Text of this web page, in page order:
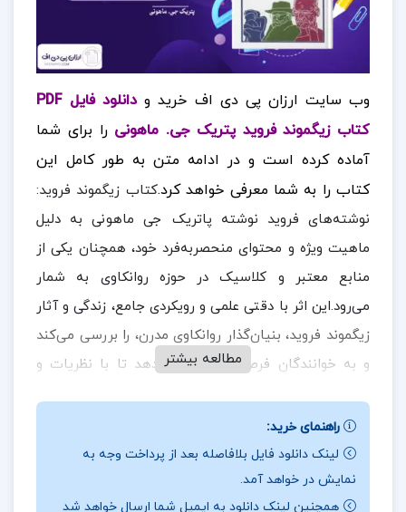
وب سایت ارزان پی دی اف خرید و
دانلود فایل PDF
کتاب زیگموند فروید پتریک جی. ماهونیرا برای شما
آماده کرده است و در ادامه متن به طور کامل این
کتاب را به شما معرفی خواهد کرد.کتاب زیگموند فروید:
نوشته‌های فروید نوشته پاتریک جی ماهونی به دلیل
ماهیت ویژه و محتوای منحصر‌به‌فرد خود، همچنان یکی از
منابع معتبر و کلاسیک در حوزه روانکاوی به شمار
می‌رود.این اثر با دقتی علمی و رویکردی جامع، زندگی و آثار
زیگموند فروید، بنیان‌گذار روانکاوی مدرن، را بررسی می‌کند
و به خوانندگان فرصتی بی‌نظیر می‌دهد تا با نظریات و
عمیق و دقیق، زندگی پیچیده فروید و تأثیر آن بر
شکل‌گیری افکار و نظریاتش را مورد بررسی قرار می‌دهد.
ادامه همراهارزان پی دی اف
مطالعه بیشتر
راهنمای خرید:
لینک دانلود فایل بلافاصله بعد از پرداخت وجه به
نمایش در خواهد آمد.
همچنین لینک دانلود به ایمیل شما ارسال خواهد شد